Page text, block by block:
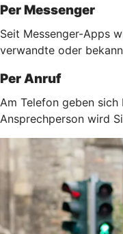
Per Messenger
Seit Messenger-Apps
verwandte oder
Per Anruf
Am Telefon geben
Ansprechperson wird